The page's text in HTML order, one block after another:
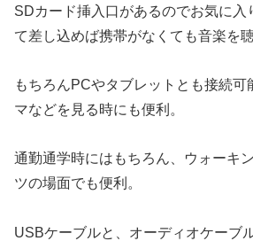
SDカード挿入口があるのでお気に入
て差し込めば携帯がなくても音楽を
もちろんPCやタブレットとも接続可
マなどを見る時にも便利。
通勤通学時にはもちろん、ウォーキ
ツの場面でも便利。
USBケーブルと、オーディオケーブ